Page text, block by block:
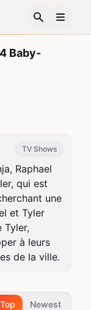
Baby-
TV Shows
Raphael
qui est
une
et Tyler
Tyler,
à leurs
de la ville.
Top Newest